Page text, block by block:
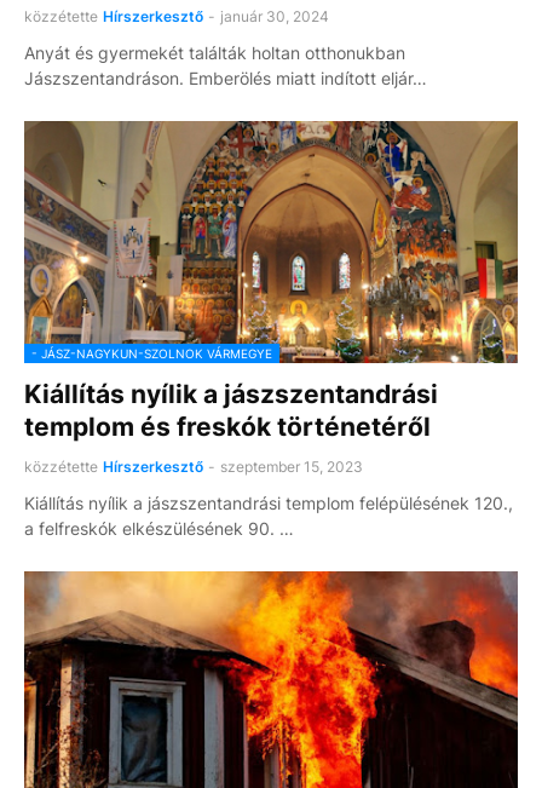
közzétette Hírszerkesztő - január 30, 2024
Anyát és gyermekét találták holtan otthonukban
Jászszentandráson. Emberölés miatt indított eljár…
- JÁSZ-NAGYKUN-SZOLNOK VÁRMEGYE
Kiállítás nyílik a jászszentandrási
templom és freskók történetéről
közzétette Hírszerkesztő - szeptember 15, 2023
Kiállítás nyílik a jászszentandrási templom felépülésének 120.,
a felfreskók elkészülésének 90. …